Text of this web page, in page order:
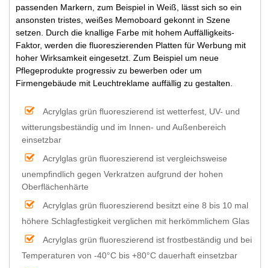
passenden Markern, zum Beispiel in Weiß, lässt sich so ein
ansonsten tristes, weißes Memoboard gekonnt in Szene
setzen. Durch die knallige Farbe mit hohem Auffälligkeits-
Faktor, werden die fluoreszierenden Platten für Werbung mit
hoher Wirksamkeit eingesetzt. Zum Beispiel um neue
Pflegeprodukte progressiv zu bewerben oder um
Firmengebäude mit Leuchtreklame auffällig zu gestalten.
Acrylglas grün fluoreszierend ist wetterfest, UV- und
witterungsbeständig und im Innen- und Außenbereich
einsetzbar
Acrylglas grün fluoreszierend ist vergleichsweise
unempfindlich gegen Verkratzen aufgrund der hohen
Oberflächenhärte
Acrylglas grün fluoreszierend besitzt eine 8 bis 10 mal
höhere Schlagfestigkeit verglichen mit herkömmlichem Glas
Acrylglas grün fluoreszierend ist frostbeständig und bei
Temperaturen von -40°C bis +80°C dauerhaft einsetzbar